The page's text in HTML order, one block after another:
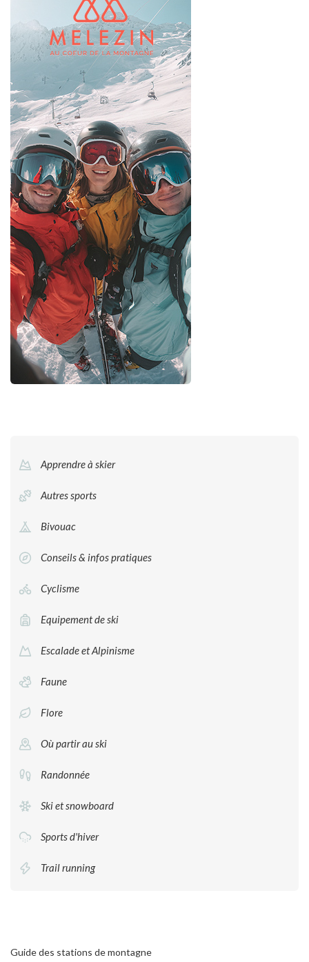
Apprendre à skier
Autres sports
Bivouac
Conseils & infos pratiques
Cyclisme
Equipement de ski
Escalade et Alpinisme
Faune
Flore
Où partir au ski
Randonnée
Ski et snowboard
Sports d'hiver
Trail running
Guide des stations de montagne